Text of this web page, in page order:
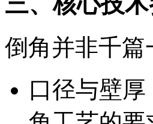
倒角并非千
口径与壁